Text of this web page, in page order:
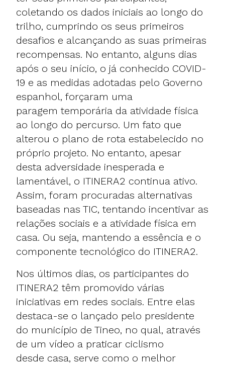
coletando os dados iniciais ao longo do
trilho, cumprindo os seus primeiros
desafios e alcançando as suas primeiras
recompensas. No entanto, alguns dias
após o seu início, o já conhecido COVID-
19 e as medidas adotadas pelo Governo
espanhol, forçaram uma
paragem temporária da atividade física
ao longo do percurso. Um fato que
alterou o plano de rota estabelecido no
próprio projeto. No entanto, apesar
desta adversidade inesperada e
lamentável, o ITINERA2 continua ativo.
Assim, foram procuradas alternativas
baseadas nas TIC, tentando incentivar as
relações sociais e a atividade física em
casa. Ou seja, mantendo a essência e o
componente tecnológico do ITINERA2.
Nos últimos dias, os participantes do
ITINERA2 têm promovido várias
iniciativas em redes sociais. Entre elas
destaca-se o lançado pelo presidente
do município de Tineo, no qual, através
de um vídeo a praticar ciclismo
desde casa, serve como o melhor